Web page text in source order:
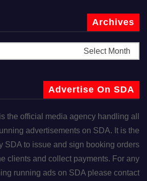
Archives
Advertise On SDA
the official media agency handling all
advertisements on SDA. It is the
SDA to issue and sign booking orders
clients and collect payments. For any
running ads on SDA please contact